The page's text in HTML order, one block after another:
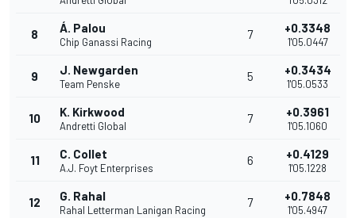
8 Á. Palou
Chip Ganassi Racing
7 +0.3348
1'05.0447
9 J. Newgarden
Team Penske
5 +0.3434
1'05.0533
10 K. Kirkwood
Andretti Global
7 +0.3961
1'05.1060
11 C. Collet
A.J. Foyt Enterprises
6 +0.4129
1'05.1228
12 G. Rahal
Rahal Letterman Lanigan Racing
7 +0.7848
1'05.4947